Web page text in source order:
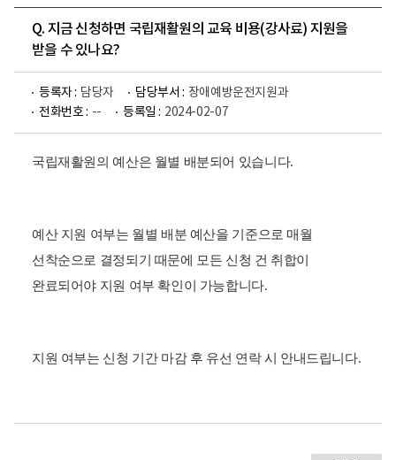
Q. 지금 신청하면 국립재활원의 교육 비용(강사료) 지원을
받을 수 있나요?
등록자 : 담당자 담당부서 : 장애예방운전지원과
전화번호 : -- 등록일 : 2024-02-07
국립재활원의 예산은 월별 배분되어 있습니다.
예산 지원 여부는 월별 배분 예산을 기준으로 매월
선착순으로 결정되기 때문에
모든 신청 건 취합이
완료되어야 지원 여부 확인이 가능합니다.
지원 여부는 신청 기간 마감 후 유선 연락 시 안내드립니다.